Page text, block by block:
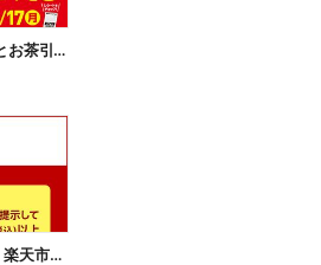
【無料引換券!】焼き麺買うとお茶引換券貰える!
楽天ポイントカード提示で、楽天市場でのお買い物がおトクに!